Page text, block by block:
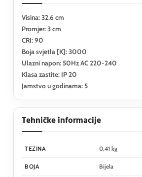
Visina: 32.6 cm
Promjer: 3 cm
CRI: 90
Boja svjetla [K]: 3000
Ulazni napon: 50Hz AC 220-240
Klasa zastite: IP 20
Jamstvo u godinama: 5
Tehničke informacije
TEŽINA 0,41 kg
BOJA Bijela